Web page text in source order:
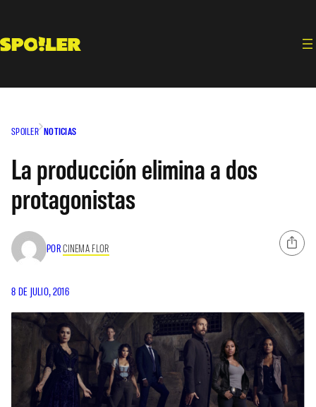
contenido
SPOILER NOTICIAS
La producción elimina a dos
protagonistas
PORCINEMA FLOR
8 DE JULIO, 2016